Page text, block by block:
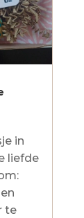
in
liefde
te